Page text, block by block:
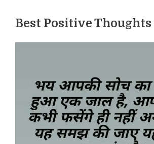
Best Positive